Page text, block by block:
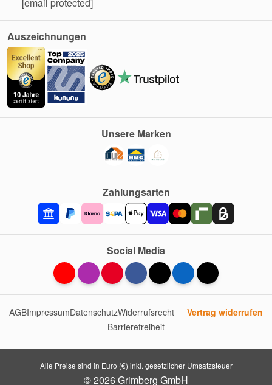
[email protected]
Auszeichnungen
Zahlungsarten
Unsere Marken
Social Media
AGBImpressumDatenschutzWiderrufsrecht
Vertrag widerrufen
Barrierefreiheit
Alle Preise sind in Euro (€) inkl. gesetzlicher Umsatzsteuer
© 2026 Grimberg GmbH